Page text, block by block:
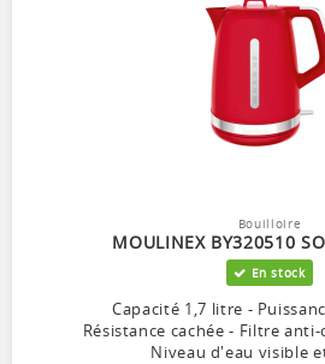
Bouilloire
MOULINEX BY320510
En stock
Capacité 1,7 litre -
Résistance cachée - Filtre
Niveau d'eau visible